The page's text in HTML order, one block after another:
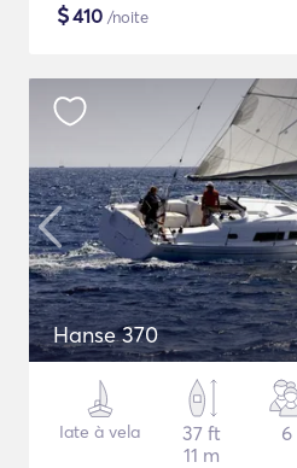
$410 /noite
Hanse 370
Iate à vela
37 ft
11 m
6